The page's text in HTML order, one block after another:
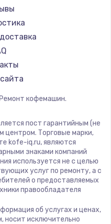
Tuvio
Carrera
Supra
кофемашин.
пост гарантийным (не
центром. Торговые марки,
kofe-iq.ru, являются
знаками компаний
используется не с целью
услуг по ремонту, а с
о предоставляемых
правообладателя
об услугах и ценах,
носит исключительно